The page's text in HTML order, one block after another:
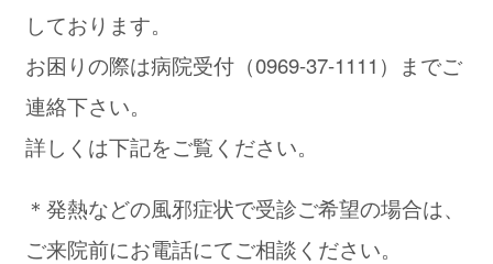
しております。
お困りの際は病院受付（0969-37-1111）までご
連絡下さい。
詳しくは下記をご覧ください。
＊発熱などの風邪症状で受診ご希望の場合は、
ご来院前にお電話にてご相談ください。